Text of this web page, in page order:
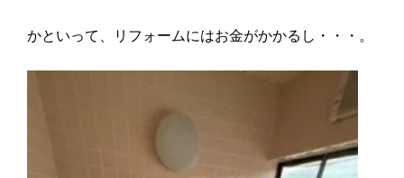
かといって、リフォームにはお金がかかるし・・・。